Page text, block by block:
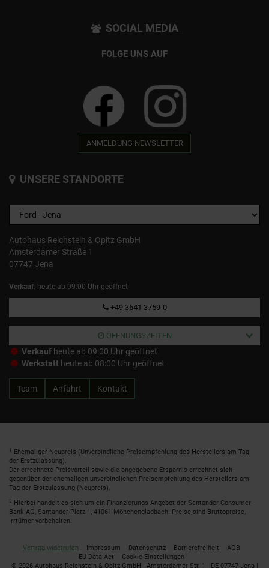
SOCIAL MEDIA
FOLGE UNS AUF
ANMELDUNG NEWSLETTER
UNSERE STANDORTE
Autohaus Reichstein & Opitz GmbH
Amsterdamer Straße 1
07747 Jena
Verkauf: heute ab 09:00 Uhr geöffnet
+49 3641 3759-0
ÖFFNUNGSZEITEN
Verkauf heute ab 09:00 Uhr geöffnet
Werkstatt heute ab 08:00 Uhr geöffnet
Team Anfahrt Kontakt
1
Ehemaliger Neupreis (Unverbindliche Preisempfehlung des Herstellers am Tag
der Erstzulassung).
Der errechnete Preisvorteil sowie die angegebene Ersparnis errechnet sich
gegenüber der ehemaligen unverbindlichen Preisempfehlung des Herstellers am
Tag der Erstzulassung (Neupreis).
2 Hierbei handelt es sich um ein Finanzierungs-Angebot der Santander Consumer
Bank AG, Santander-Platz 1, 41061 Mönchengladbach. Preise sind Bruttopreise.
Irrtümer vorbehalten.
Vertrag widerrufen Impressum Datenschutz Barrierefreiheit
AGB
EU Data Act
Cookie Einstellungen
© 2026 Autohaus Reichstein & Opitz GmbH | Amsterdamer Str. 1 | DE-07747 Jena |